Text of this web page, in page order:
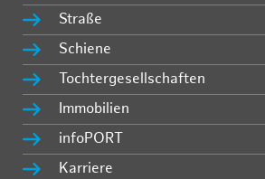
Straße
Schiene
Tochtergesellschaften
Immobilien
infoPORT
Karriere